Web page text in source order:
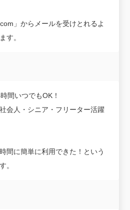
」からメールを受けとれるよ
す。
間いつでもOK！
会人・シニア・フリーター活躍
間に簡単に利用できた！という
。